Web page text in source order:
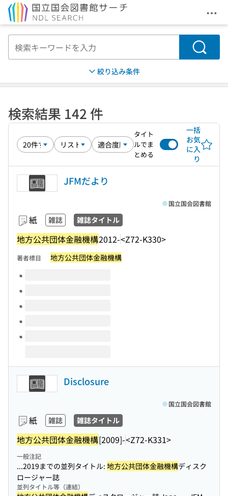
メ
検索
絞り込み条件
検索結果 142 件
タイト
ルでま
とめる
一括
お気
に入
り
JFMだより
紙 雑誌 雑誌タイトル
地方公共団体金融機構2012-<Z72-K330>
国立国会図書館
著者標目 地方公共団体金融機構
このタイトルの巻号
Disclosure
紙 雑誌 雑誌タイトル
地方公共団体金融機構[2009]-<Z72-K331>
国立国会図書館
一般注記
...2019までの並列タイトル: 地方公共団体金融機構ディスク
ロージャー誌
並列タイトル等（連結）